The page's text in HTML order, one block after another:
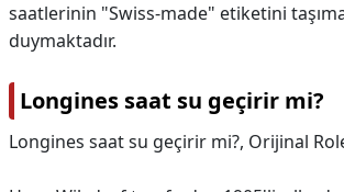
saatlerinin "Swiss-made" etiketini
duymaktadır.
Longines saat su geçirir mi?
Longines saat su geçirir mi?, Orijinal